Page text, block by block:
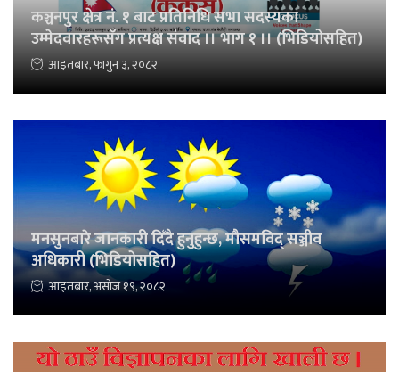
कञ्चनपुर क्षेत्र नं. १ बाट प्रतिनिधि सभा सदस्यका
उम्मेदवारहरूसँग प्रत्यक्ष संवाद ।। भाग १ ।। (भिडियोसहित)
आइतबार, फागुन ३, २०८२
मनसुनबारे जानकारी दिँदै हुनुहुन्छ, मौसमविद् सञ्जीव
अधिकारी (भिडियोसहित)
आइतबार, असोज १९, २०८२